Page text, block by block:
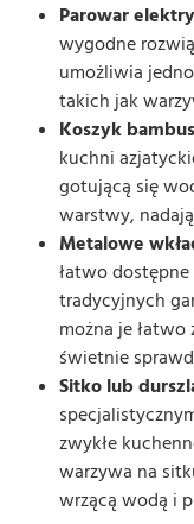
Parowar
wygodne
umożliwia
takich jak
Koszyk
kuchni
gotującą się
warstwy,
Metalowe
łatwo
tradycyjnych
można je łatwo
świetnie
Sitko lub
zwykłe
warzywa na
wrzącą wodą i